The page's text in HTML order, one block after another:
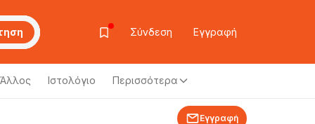
Σύνδεση Εγγραφή
Άλλος Ιστολόγιο Περισσότερα
Εγγραφή